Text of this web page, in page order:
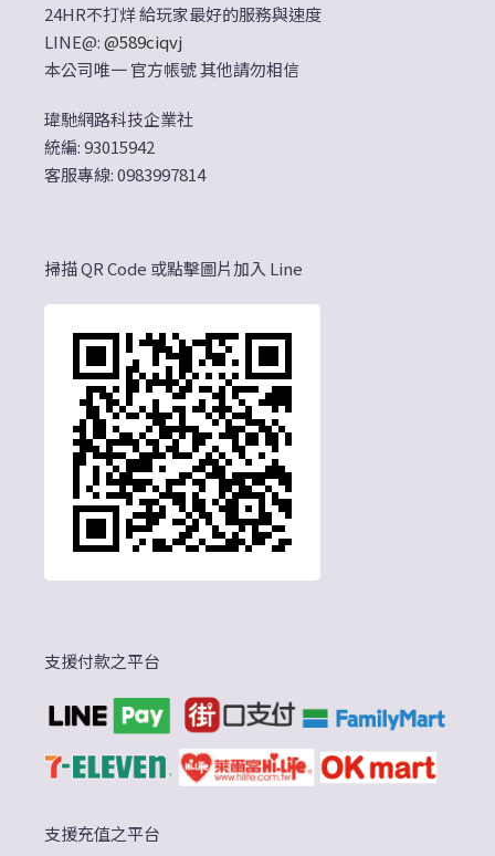
24HR不打烊 給玩家最好的服務與速度
LINE@:@589ciqvj
本公司唯一 官方帳號 其他請勿相信
瑋馳網路科技企業社
統編: 93015942
客服專線: 0983997814
掃描 QR Code 或點擊圖片加入 Line
支援付款之平台
支援充值之平台